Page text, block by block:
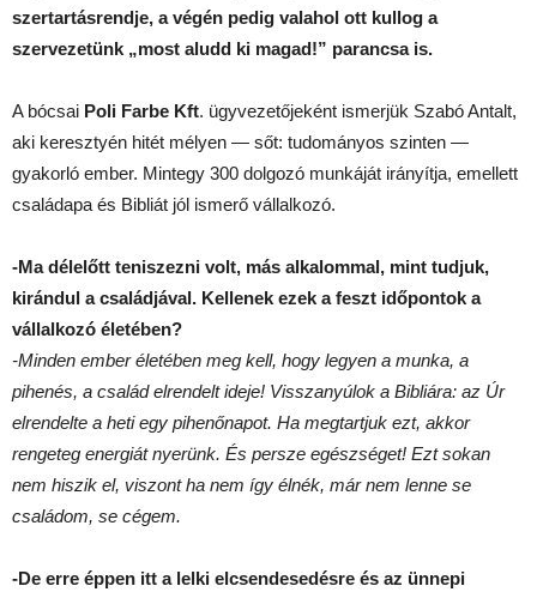
szertartásrendje, a végén pedig valahol ott kullog a
szervezetünk „most aludd ki magad!” parancsa is.
A bócsai Poli Farbe Kft. ügyvezetőjeként ismerjük Szabó Antalt,
aki keresztyén hitét mélyen — sőt: tudományos szinten —
gyakorló ember. Mintegy 300 dolgozó munkáját irányítja, emellett
családapa és Bibliát jól ismerő vállalkozó.
-Ma délelőtt teniszezni volt, más alkalommal, mint tudjuk,
kirándul a családjával. Kellenek ezek a feszt időpontok a
vállalkozó életében?
-Minden ember életében meg kell, hogy legyen a munka, a
pihenés, a család elrendelt ideje! Visszanyúlok a Bibliára: az Úr
elrendelte a heti egy pihenőnapot. Ha megtartjuk ezt, akkor
rengeteg energiát nyerünk. És persze egészséget! Ezt sokan
nem hiszik el, viszont ha nem így élnék, már nem lenne se
családom, se cégem.
-De erre éppen itt a lelki elcsendesedésre és az ünnepi